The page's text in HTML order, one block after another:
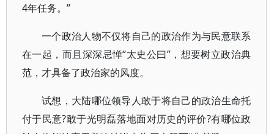
4年任务。”
一个政治人物不仅将自己的政治作为与民意联系
在一起，而且深深忌惮“太史公曰”，想要树立政治典
范，才具备了政治家的风度。
试想，大陆哪位领导人敢于将自己的政治生命托
付于民意?敢于光明磊落地面对历史的评价?有哪位政